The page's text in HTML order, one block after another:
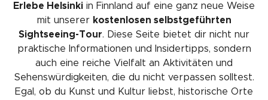
Erlebe Helsinki in Finnland auf eine ganz neue Weise
mit unserer kostenlosen selbstgeführten
Sightseeing-Tour. Diese Seite bietet dir nicht nur
praktische Informationen und Insidertipps, sondern
auch eine reiche Vielfalt an Aktivitäten und
Sehenswürdigkeiten, die du nicht verpassen solltest.
Egal, ob du Kunst und Kultur liebst, historische Orte